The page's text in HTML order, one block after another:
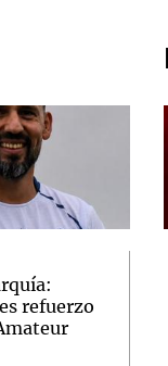
refuerzo